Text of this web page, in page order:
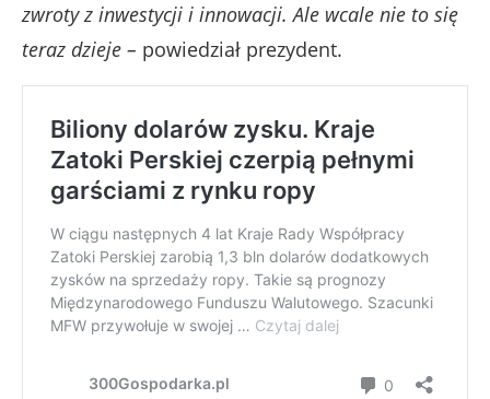
zwroty z inwestycji i innowacji. Ale wcale nie to się
teraz dzieje – powiedział prezydent.